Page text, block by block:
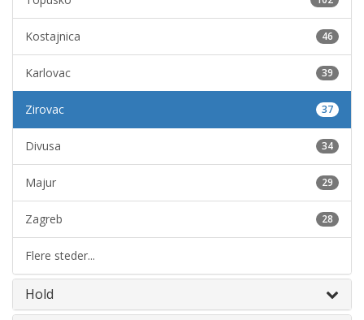
46
Kostajnica
39
Karlovac
37
Zirovac
34
Divusa
29
Majur
28
Zagreb
Flere steder...
Hold